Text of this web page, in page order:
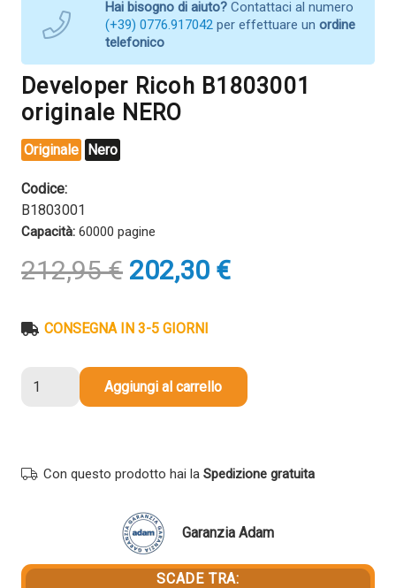
Hai bisogno di aiuto? Contattaci al numero
(+39) 0776.917042 per effettuare un ordine
telefonico
Developer Ricoh B1803001
originale NERO
Originale Nero
Codice:
B1803001
Capacità: 60000 pagine
212,95€ Il
prezzo
era:
202,30 €Il
prezzo
CONSEGNA IN 3-5 GIORNI
Developer
quantità
Aggiungi al carrello
Con questo prodotto hai la Spedizione gratuita
Garanzia Adam
SCADE TRA: